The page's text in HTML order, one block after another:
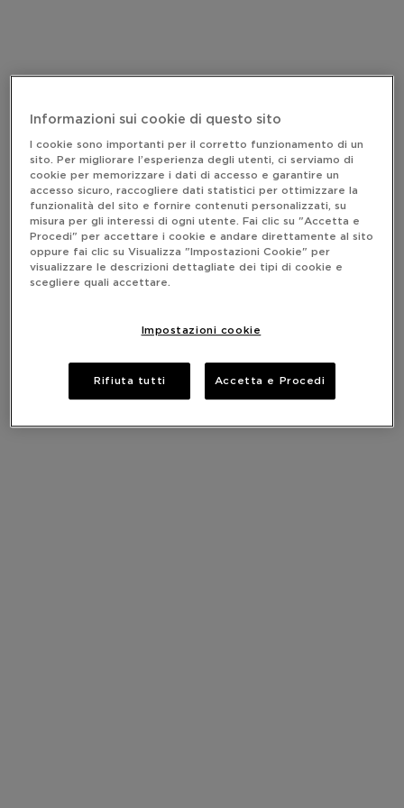
Informazioni sui cookie di questo sito
I cookie sono importanti per il corretto funzionamento di un
sito. Per migliorare l’esperienza degli utenti, ci serviamo di
cookie per memorizzare i dati di accesso e garantire un
accesso sicuro, raccogliere dati statistici per ottimizzare la
funzionalità del sito e fornire contenuti personalizzati, su
misura per gli interessi di ogni utente. Fai clic su "Accetta e
Procedi" per accettare i cookie e andare direttamente al sito
oppure fai clic su Visualizza "Impostazioni Cookie" per
visualizzare le descrizioni dettagliate dei tipi di cookie e
scegliere quali accettare.
Impostazioni cookie
Rifiuta tutti Accetta e Procedi